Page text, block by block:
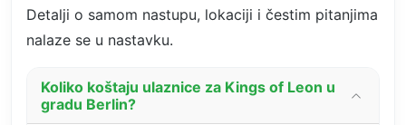
Detalji o samom nastupu, lokaciji i čestim pitanjima
nalaze se u nastavku.
Koliko koštaju ulaznice za Kings of Leon u
gradu Berlin?